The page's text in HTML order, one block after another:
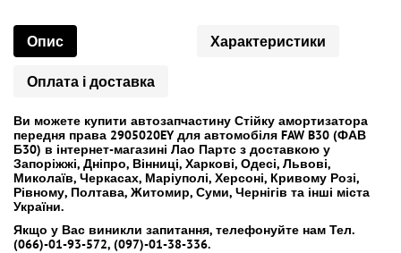
Опис Характеристики
Оплата і доставка
Ви можете купити автозапчастину Стійку амортизатора
передня права 2905020EY для автомобіля FAW B30 (ФАВ
Б30) в інтернет-магазині Лао Партс з доставкою у
Запоріжжі, Дніпро, Вінниці, Харкові, Одесі, Львові,
Миколаїв, Черкасах, Маріуполі, Херсоні, Кривому Розі,
Рівному, Полтава, Житомир, Суми, Чернігів та інші міста
України.
Якщо у Вас виникли запитання, телефонуйте нам Тел.
(066)-01-93-572, (097)-01-38-336.